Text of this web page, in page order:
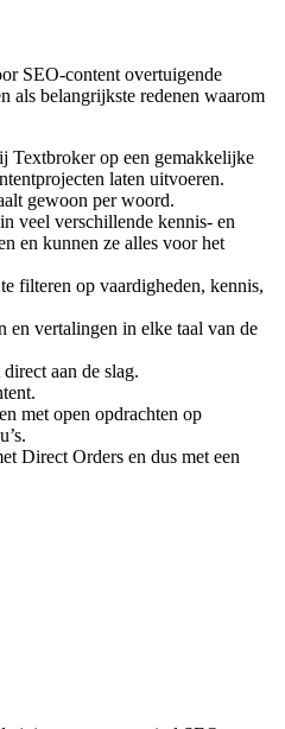
SEO-content overtuigende
als belangrijkste redenen waarom
Textbroker op een gemakkelijke
laten uitvoeren.
gewoon per woord.
veel verschillende kennis- en
en kunnen ze alles voor het
filteren op vaardigheden, kennis,
en vertalingen in elke taal van de
aan de slag.
met open opdrachten op
Direct Orders en dus met een